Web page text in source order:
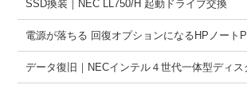
SSD換装｜NEC LL750/H 起動ドライブ交換
電源が落ちる 回復オプションになるHPノート
データ復旧｜NECインテル４世代一体型ディス